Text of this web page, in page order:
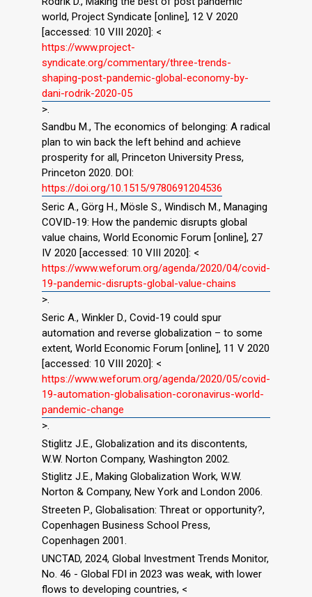
world, Project Syndicate [online], 12 V 2020
[accessed: 10 VIII 2020]: <
https://www.project-
syndicate.org/commentary/three-trends-
shaping-post-pandemic-global-economy-by-
dani-rodrik-2020-05
>.
Sandbu M., The economics of belonging: A radical
plan to win back the left behind and achieve
prosperity for all, Princeton University Press,
Princeton 2020. DOI:
https://doi.org/10.1515/9780691204536
Seric A., Görg H., Mösle S., Windisch M., Managing
COVID-19: How the pandemic disrupts global
value chains, World Economic Forum [online], 27
IV 2020 [accessed: 10 VIII 2020]: <
https://www.weforum.org/agenda/2020/04/covid-
19-pandemic-disrupts-global-value-chains
>.
Seric A., Winkler D., Covid-19 could spur
automation and reverse globalization – to some
extent, World Economic Forum [online], 11 V 2020
[accessed: 10 VIII 2020]: <
https://www.weforum.org/agenda/2020/05/covid-
19-automation-globalisation-coronavirus-world-
pandemic-change
>.
Stiglitz J.E., Globalization and its discontents,
W.W. Norton Company, Washington 2002.
Stiglitz J.E., Making Globalization Work, W.W.
Norton & Company, New York and London 2006.
Streeten P., Globalisation: Threat or opportunity?,
Copenhagen Business School Press,
Copenhagen 2001.
UNCTAD, 2024, Global Investment Trends Monitor,
No. 46 - Global FDI in 2023 was weak, with lower
flows to developing countries, <